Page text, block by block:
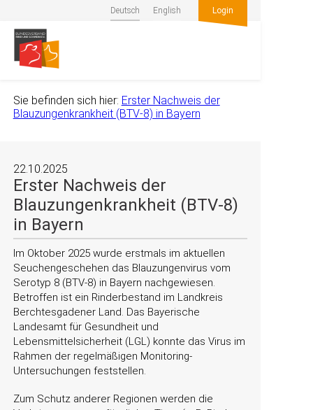
Deutsch English Login
Sie befinden sich hier: Erster Nachweis der
Blauzungenkrankheit (BTV-8) in Bayern
22.10.2025
Erster Nachweis der
Blauzungenkrankheit (BTV-8)
in Bayern
Im Oktober 2025 wurde erstmals im aktuellen
Seuchengeschehen das Blauzungenvirus vom
Serotyp 8 (BTV-8) in Bayern nachgewiesen.
Betroffen ist ein Rinderbestand im Landkreis
Berchtesgadener Land. Das Bayerische
Landesamt für Gesundheit und
Lebensmittelsicherheit (LGL) konnte das Virus im
Rahmen der regelmäßigen Monitoring-
Untersuchungen feststellen.
Zum Schutz anderer Regionen werden die